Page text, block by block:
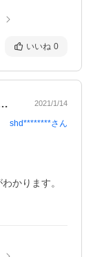
いいね 0
ーで買うものとは全く違… 2021/1/14
shd********さん
かります。